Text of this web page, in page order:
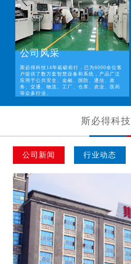
公司风采
斯必得科技14年砥砺前行，已为6000余位客
户提供了数万套智慧设备和系统，产品广泛
应用于公共安全、金融、国防、通信、政
务、交通、物流、工厂、仓库、农业、医药
等众多行业。
斯必得科技
公司新闻 行业动态